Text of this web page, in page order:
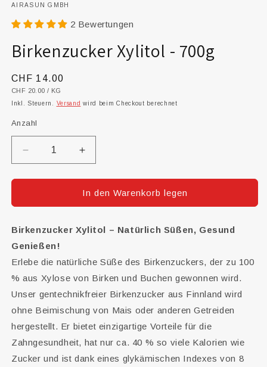
AIRASUN GMBH
2 Bewertungen
Birkenzucker Xylitol - 700g
Normaler
Preis
CHF 14.00
GRUNDPREIS
CHF 20.00 / PRO
KG
Inkl. Steuern. Versand wird beim Checkout berechnet
Anzahl
Verringere
die
Menge
Birkenzucker
-
700g
Erhöhe
die
Menge
für
Birkenzucker
-
In den Warenkorb legen
Birkenzucker Xylitol – Natürlich Süßen, Gesund
Genießen!
Erlebe die natürliche Süße des Birkenzuckers, der zu 100
% aus Xylose von Birken und Buchen gewonnen wird.
Unser gentechnikfreier Birkenzucker aus Finnland wird
ohne Beimischung von Mais oder anderen Getreiden
hergestellt. Er bietet einzigartige Vorteile für die
Zahngesundheit, hat nur ca. 40 % so viele Kalorien wie
Zucker und ist dank eines glykämischen Indexes von 8